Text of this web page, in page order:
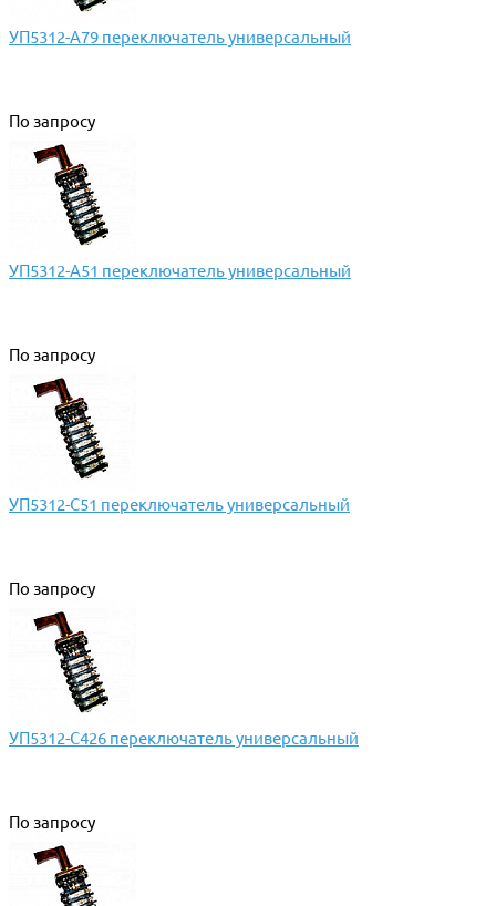
УП5312-А79 переключатель универсальный
По запросу
УП5312-А51 переключатель универсальный
По запросу
УП5312-С51 переключатель универсальный
По запросу
УП5312-С426 переключатель универсальный
По запросу